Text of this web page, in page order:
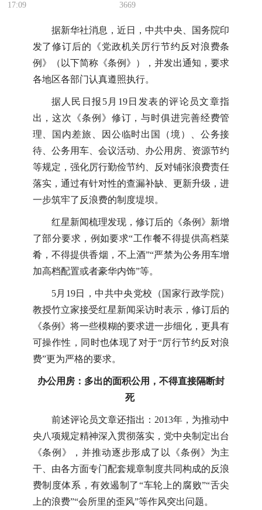
17:09
3669
据新华社消息，近日，中共中央、国务院印
发了修订后的《党政机关厉行节约反对浪费条
例》（以下简称《条例》），并发出通知，要求
各地区各部门认真遵照执行。
据人民日报5月19日发表的评论员文章指
出，这次《条例》修订，与时俱进完善经费管
理、国内差旅、因公临时出国（境）、公务接
待、公务用车、会议活动、办公用房、资源节约
等规定，强化厉行勤俭节约、反对铺张浪费责任
落实，通过有针对性的查漏补缺、更新升级，进
一步筑牢了反浪费的制度堤坝。
红星新闻梳理发现，修订后的《条例》新增
了部分要求，例如要求“工作餐不得提供高档菜
肴，不得提供香烟，不上酒”“严禁为公务用车增
加高档配置或者豪华内饰”等。
5月19日，中共中央党校（国家行政学院）
教授竹立家接受红星新闻采访时表示，修订后的
《条例》将一些模糊的要求进一步细化，更具有
可操作性，同时也体现了对于“厉行节约反对浪
费”更为严格的要求。
办公用房：多出的面积公用，不得直接隔断封
死
前述评论员文章还指出：2013年，为推动中
央八项规定精神深入贯彻落实，党中央制定出台
《条例》，并推动逐步形成了以《条例》为主
干、由各方面专门配套规章制度共同构成的反浪
费制度体系，有效遏制了“车轮上的腐败”“舌尖
上的浪费”“会所里的歪风”等作风突出问题。